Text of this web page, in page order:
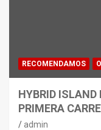
RECOMENDAMOS
HYBRID
PRIMERA
admin